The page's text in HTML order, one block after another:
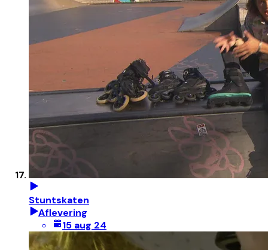
Stuntskaten
Aflevering
15 aug 24